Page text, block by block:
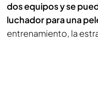
dos equipos y se
luchador para una
entrenamiento, la